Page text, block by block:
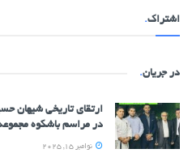
اشتراک.
در جریان.
ارتقای تاریخی شیهان
در مراسم باشکوه
نوامبر 15, 2025